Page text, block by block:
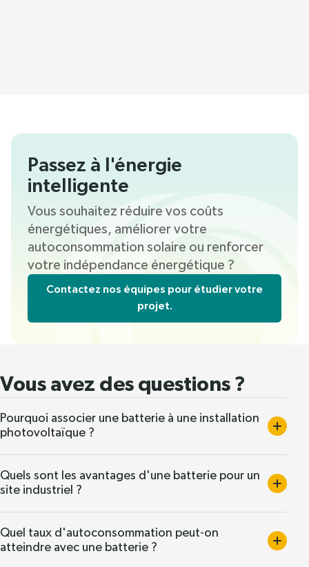
Passez à l'énergie
intelligente
Vous souhaitez réduire vos coûts
énergétiques, améliorer votre
autoconsommation solaire ou renforcer
votre indépendance énergétique ?
Contactez nos équipes pour étudier votre
projet.
Vous avez des questions ?
Pourquoi associer une batterie à une installation
photovoltaïque ?
Quels sont les avantages d'une batterie pour un
site industriel ?
Quel taux d'autoconsommation peut-on
atteindre avec une batterie ?